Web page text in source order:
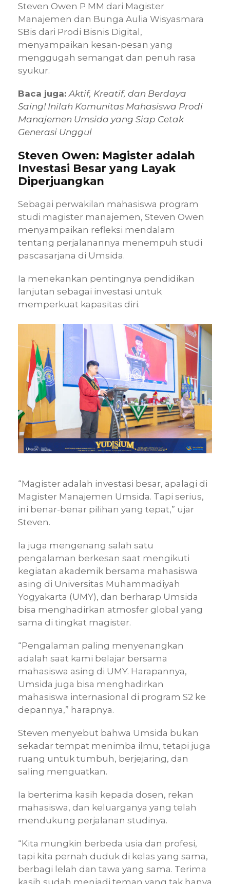
Steven Owen P MM dari Magister
Manajemen dan Bunga Aulia Wisyasmara
SBis dari Prodi Bisnis Digital,
menyampaikan kesan-pesan yang
menggugah semangat dan penuh rasa
syukur.
Baca juga: Aktif, Kreatif, dan Berdaya
Saing! Inilah Komunitas Mahasiswa Prodi
Manajemen Umsida yang Siap Cetak
Generasi Unggul
Steven Owen: Magister adalah
Investasi Besar yang Layak
Diperjuangkan
Sebagai perwakilan mahasiswa program
studi magister manajemen, Steven Owen
menyampaikan refleksi mendalam
tentang perjalanannya menempuh studi
pascasarjana di Umsida.
Ia menekankan pentingnya pendidikan
lanjutan sebagai investasi untuk
memperkuat kapasitas diri.
“Magister adalah investasi besar, apalagi di
Magister Manajemen Umsida. Tapi serius,
ini benar-benar pilihan yang tepat,” ujar
Steven.
Ia juga mengenang salah satu
pengalaman berkesan saat mengikuti
kegiatan akademik bersama mahasiswa
asing di Universitas Muhammadiyah
Yogyakarta (UMY), dan berharap Umsida
bisa menghadirkan atmosfer global yang
sama di tingkat magister.
“Pengalaman paling menyenangkan
adalah saat kami belajar bersama
mahasiswa asing di UMY. Harapannya,
Umsida juga bisa menghadirkan
mahasiswa internasional di program S2 ke
depannya,” harapnya.
Steven menyebut bahwa Umsida bukan
sekadar tempat menimba ilmu, tetapi juga
ruang untuk tumbuh, berjejaring, dan
saling menguatkan.
Ia berterima kasih kepada dosen, rekan
mahasiswa, dan keluarganya yang telah
mendukung perjalanan studinya.
“Kita mungkin berbeda usia dan profesi,
tapi kita pernah duduk di kelas yang sama,
berbagi lelah dan tawa yang sama. Terima
kasih sudah menjadi teman yang tak hanya